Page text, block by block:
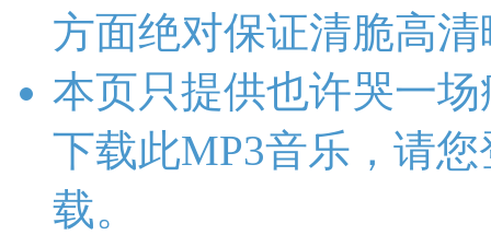
方面绝对保证清脆高清
本页只提供也许哭一
下载此MP3音乐，请
载。